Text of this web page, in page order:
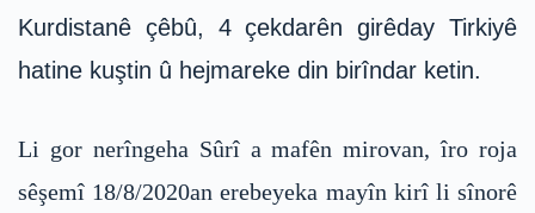
Kurdistanê çêbû, 4 çekdarên girêday Tirkiyê
hatine kuştin û hejmareke din birîndar ketin.
Li gor nerîngeha Sûrî a mafên mirovan, îro roja
sêşemî 18/8/2020an erebeyeka mayîn kirî li sînorê